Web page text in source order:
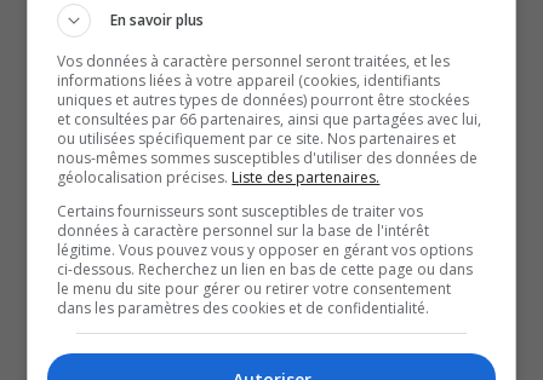
lentement et ne représente donc pas de risque pour la
Il est actuellement trop tôt pour déterminer la cause de
cet incendie.
D’ailleurs, avec une semaine qui s’annonce chaude au
niveau des températures, l’agente à la prévention et aux
communications pour la SOPFEU, Mélanie Morinm
rappelle qu’il est interdit de faire des feux à ciel ouvert,
en forêt ou à proximité, partout dans la région.
Cette interdiction est décrétée depuis hier soir, par le
ministère des Ressources naturelles et des Forêts, et ce,
En savoir plus
Vos données à caractère personnel seront traitées, et les
informations liées à votre appareil (cookies, identifiants
uniques et autres types de données) pourront être stockées
et consultées par 66 partenaires, ainsi que partagées avec lui,
ou utilisées spécifiquement par ce site. Nos partenaires et
nous-mêmes sommes susceptibles d'utiliser des données de
géolocalisation précises. Liste des partenaires.
Certains fournisseurs sont susceptibles de traiter vos
données à caractère personnel sur la base de l'intérêt
légitime. Vous pouvez vous y opposer en gérant vos options
ci-dessous. Recherchez un lien en bas de cette page ou dans
le menu du site pour gérer ou retirer votre consentement
dans les paramètres des cookies et de confidentialité.